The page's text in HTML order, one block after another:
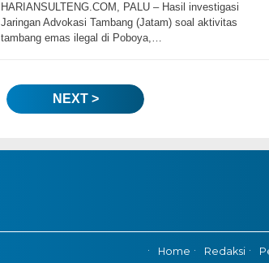
HARIANSULTENG.COM, PALU – Hasil investigasi
Jaringan Advokasi Tambang (Jatam) soal aktivitas
tambang emas ilegal di Poboya,…
NEXT >
Home Redaksi